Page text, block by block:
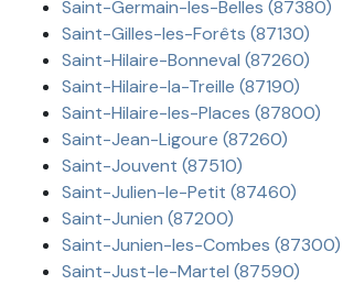
Saint-Germain-les-Belles (87380)
Saint-Gilles-les-Forêts (87130)
Saint-Hilaire-Bonneval (87260)
Saint-Hilaire-la-Treille (87190)
Saint-Hilaire-les-Places (87800)
Saint-Jean-Ligoure (87260)
Saint-Jouvent (87510)
Saint-Julien-le-Petit (87460)
Saint-Junien (87200)
Saint-Junien-les-Combes (87300)
Saint-Just-le-Martel (87590)